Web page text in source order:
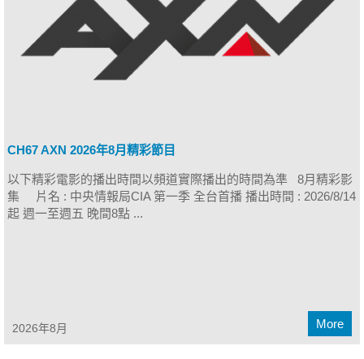
CH67 AXN 2026年8月精彩節目
以下精彩電影的播出時間以頻道實際播出的時間為準 8月精彩影
集 片名 : 中央情報局CIA 第一季 全台首播 播出時間 : 2026/8/14
起 週一至週五 晚間8點 ...
2026年8月 More